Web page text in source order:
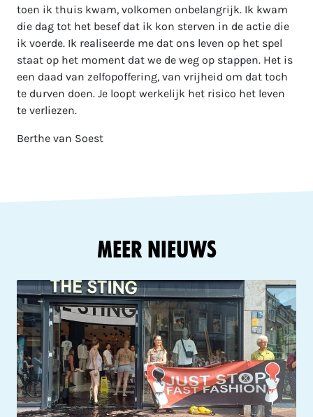
toen ik thuis kwam, volkomen onbelangrijk. Ik kwam
die dag tot het besef dat ik kon sterven in de actie die
ik voerde. Ik realiseerde me dat ons leven op het spel
staat op het moment dat we de weg op stappen. Het is
een daad van zelfopoffering, van vrijheid om dat toch
te durven doen. Je loopt werkelijk het risico het leven
te verliezen.
Berthe van Soest
Meer Nieuws